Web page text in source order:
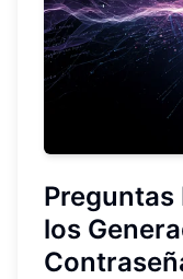
Preguntas
los